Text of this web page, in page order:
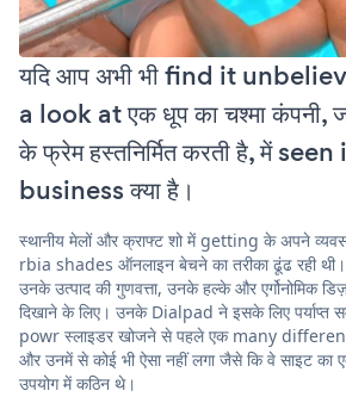
यदि आप अभी भी find it
a look at एक धूप का चश्मा कंपनी,
के फ्रेम हस्तनिर्मित करती है, में
business क्या है।
स्थानीय मेलों और क्राफ्ट शो में getting के अपने
rbia shades ऑनलाइन बेचने का तरीका ढूंढ रही
उनके उत्पाद की गुणवत्ता, उनके हल्के और एर्गोनोमिक
दिखाने के लिए। उनके Dialpad ने इसके लिए पर्याप्त
powr स्लाइडर खोजने से पहले एक many
और उनमें से कोई भी ऐसा नहीं लगा जैसे कि वे साइट का
उपयोग में कठिन थे।